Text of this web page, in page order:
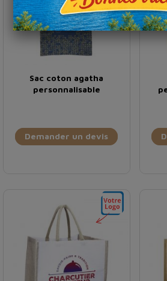
Sac coton agatha
personnalisable
Demander un devis